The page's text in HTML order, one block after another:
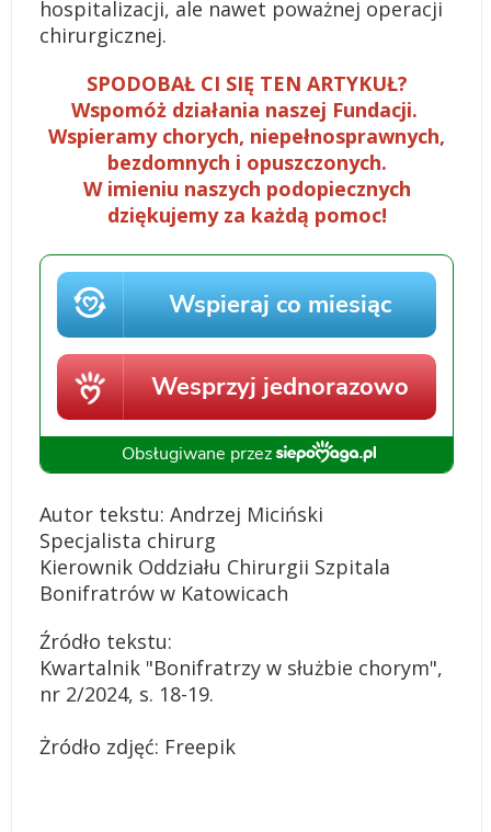
hospitalizacji, ale nawet poważnej operacji
chirurgicznej.
SPODOBAŁ CI SIĘ TEN ARTYKUŁ?
Wspomóż działania naszej Fundacji.
Wspieramy chorych, niepełnosprawnych,
bezdomnych i opuszczonych.
W imieniu naszych podopiecznych
dziękujemy za każdą pomoc!
Autor tekstu: Andrzej Miciński
Specjalista chirurg
Kierownik Oddziału Chirurgii Szpitala
Bonifratrów w Katowicach
Źródło tekstu:
Kwartalnik "Bonifratrzy w służbie chorym",
nr 2/2024, s. 18-19.
Żródło zdjęć: Freepik